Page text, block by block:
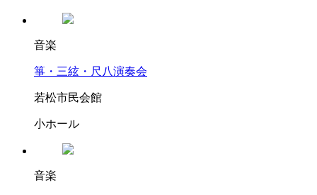
音楽
箏・三絃・尺八演奏会
若松市民会館
小ホール
音楽